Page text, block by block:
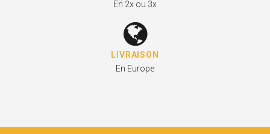
En 2x ou 3x
LIVRAISON
En Europe